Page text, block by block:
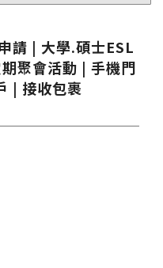
請 | 大學.碩士ESL
聚會活動 | 手機門
| 接收包裹